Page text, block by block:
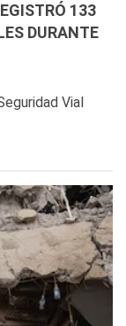
133
DURANTE
Vial